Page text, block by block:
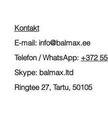
Kontakt
E-mail: info@balmax.ee
Telefon / WhatsApp: +372
Skype: balmax.ltd
Ringtee 27, Tartu, 50105